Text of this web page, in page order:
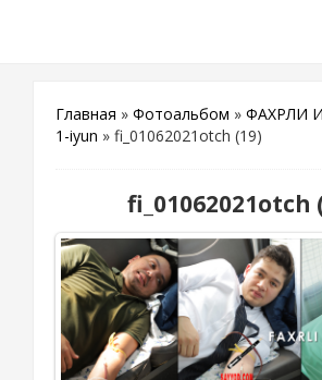
Главная » Фотоальбом » ФАХРЛИ
1-iyun » fi_01062021otch (19)
fi_01062021otch